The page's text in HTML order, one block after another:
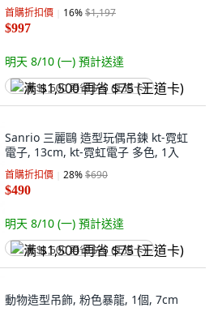
首購折扣價 16%$1,197
$997
明天 8/10 (一) 預計送達
满 $1,500 再省 $75 (王道卡)
Sanrio 三麗鷗 造型玩偶吊鍊 kt-霓虹
電子, 13cm, kt-霓虹電子 多色, 1入
首購折扣價 28%$690
$490
明天 8/10 (一) 預計送達
满 $1,500 再省 $75 (王道卡)
動物造型吊飾, 粉色暴龍, 1個, 7cm